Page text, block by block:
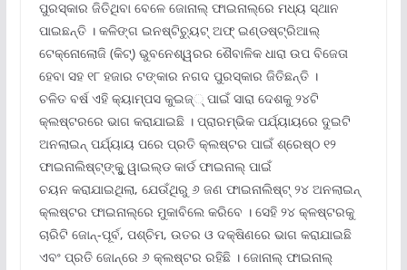
ପୁରସ୍କାର ଜିତିଥିବା ବେଳେ ଜୋନାଲ୍ ଫାଇନାଲ୍‌ରେ ମଧ୍ୟ ସ୍ଥାନ
ପାଇଛନ୍ତି । କଳିଙ୍ଗ ଇନଷ୍ଟିଚ୍ୟୁଟ୍ ଅଫ୍ ଇଣ୍ଡଷ୍ଟ୍ରିଆଲ୍
ଟେକ୍ନୋଲୋଜି (କିଟ୍‌) ଭୁବନେଶ୍ୱରର ଶୈବାଳିକ ଧାରା ଉପ ବିଜେତା
ହେବା ସହ ୧୮ ହଜାର ଟଙ୍କାର ନଗଦ ପୁରସ୍କାର ଜିତିଛନ୍ତି ।
ଚଳିତ ବର୍ଷ ଏହି କ୍ୟାମ୍ପସ କୁଇଜ୍‌୍ ପାଇଁ ସାରା ଦେଶକୁ ୨୪ଟି
କ୍ଲଷ୍ଟରରେ ଭାଗ କରାଯାଇଛି । ପ୍ରାରମ୍ଭିକ ପର୍ଯ୍ୟାୟରେ ଦୁଇଟି
ଅନଲାଇନ୍ ପର୍ଯ୍ୟାୟ ପରେ ପ୍ରତି କ୍ଲଷ୍ଟର ପାଇଁ ଶ୍ରେଷ୍ଠ ୧୨
ଫାଇନାଲିଷ୍ଟ୍‌ଙ୍କୁୁ ୱାଇଲ୍‌ଡ କାର୍ଡ ଫାଇନାଲ୍ ପାଇଁ
ଚୟନ କରାଯାଇଥିଲା, ଯେଉଁଥିରୁ ୬ ଜଣ ଫାଇନାଲିଷ୍ଟ୍ ୨୪ ଅନଲାଇନ୍
କ୍ଲଷ୍ଟର ଫାଇନାଲ୍‌ରେ ମୁକାବିଲେ କରିବେ । ସେହି ୨୪ କ୍ଳଷ୍ଟରକୁ
ଚାରିଟି ଜୋନ୍‌-ପୂର୍ବ, ପଶ୍ଚିମ, ଉତର ଓ ଦକ୍ଷିଣରେ ଭାଗ କରାଯାଇଛି
ଏବଂ ପ୍ରତି ଜୋନ୍‌ରେ ୬ କ୍ଲଷ୍ଟର ରହିଛି । ଜୋନାଲ୍ ଫାଇନାଲ୍